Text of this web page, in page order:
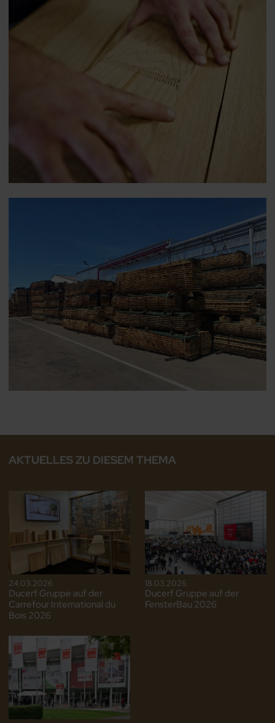
AKTUELLES ZU DIESEM THEMA
24.03.2026
Ducerf Gruppe auf der
Carrefour International du
Bois 2026
18.03.2026
Ducerf Gruppe auf der
FensterBau 2026